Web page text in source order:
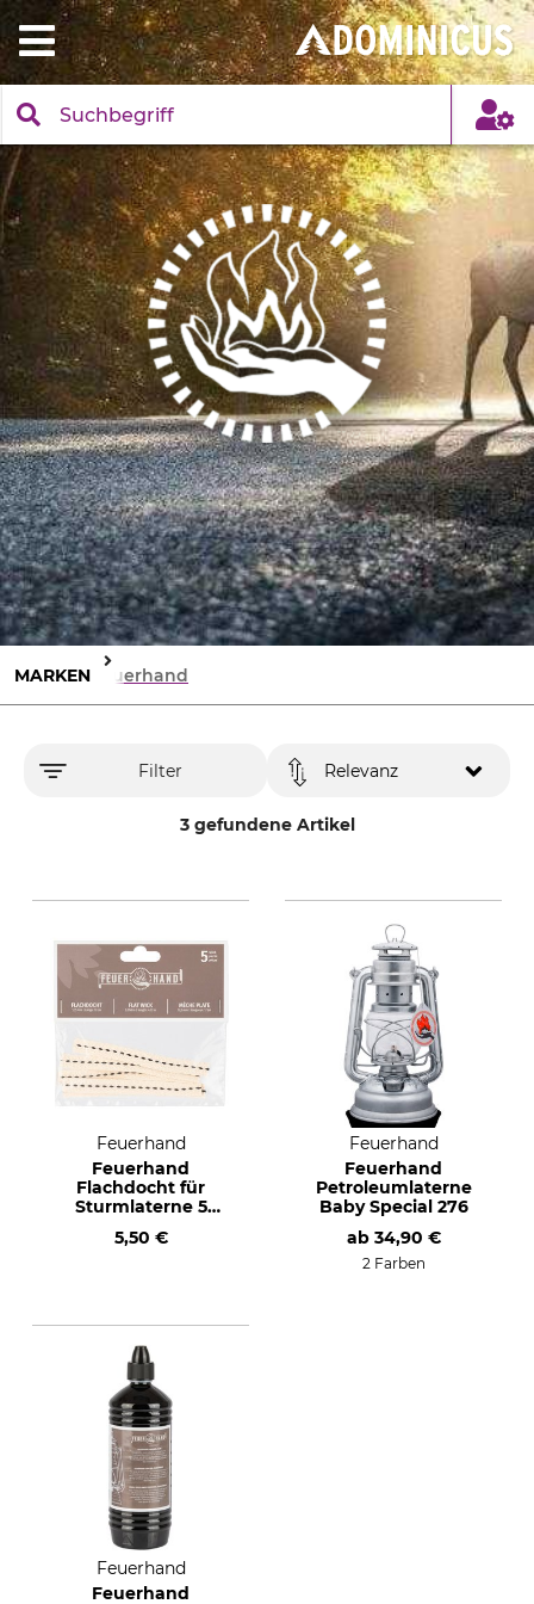
MARKEN Feuerhand
Filter
3 gefundene Artikel
Relevanz
Feuerhand
Feuerhand
Flachdocht für
Sturmlaterne 5
5,50 €
Feuerhand
Feuerhand
Petroleumlaterne
Baby Special 276
ab 34,90 €
2 Farben
Feuerhand
Feuerhand